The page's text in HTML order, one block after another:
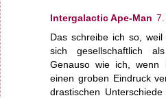
Intergalactic Ape-Man
Das schreibe ich so, weil
sich gesellschaftlich
Genauso wie ich, wenn
einen groben Eindruck
drastischen